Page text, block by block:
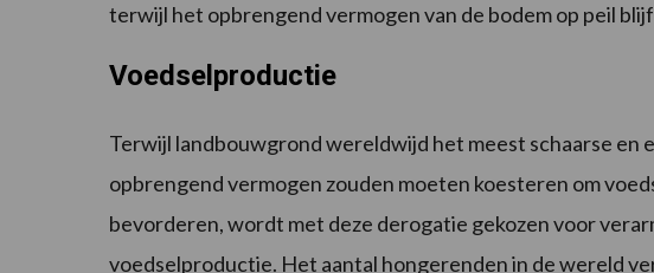
terwijl het opbrengend vermogen van de bodem op peil
Voedselproductie
Terwijl landbouwgrond wereldwijd het meest schaarse en
opbrengend vermogen zouden moeten koesteren om
bevorderen, wordt met deze derogatie gekozen voor
voedselproductie. Het aantal hongerenden in de wereld